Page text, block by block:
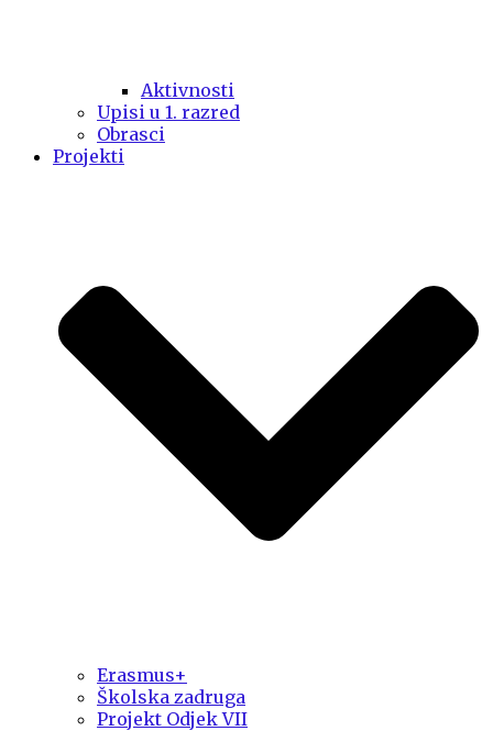
Aktivnosti
Upisi u 1. razred
Obrasci
Projekti
Erasmus+
Školska zadruga
Projekt Odjek VII